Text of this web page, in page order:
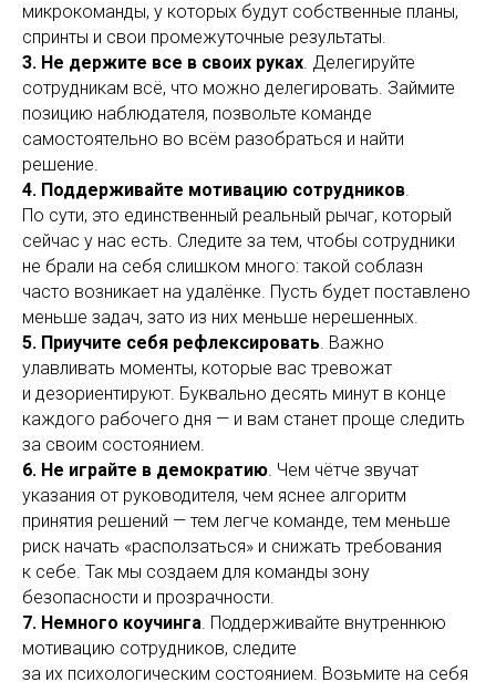
микрокоманды, у которых будут собственные планы,
спринты и свои промежуточные результаты.
3. Не держите все в своих руках. Делегируйте
сотрудникам всё, что можно делегировать. Займите
позицию наблюдателя, позвольте команде
самостоятельно во всём разобраться и найти
решение.
4. Поддерживайте мотивацию сотрудников.
По сути, это единственный реальный рычаг, который
сейчас у нас есть. Следите за тем, чтобы сотрудники
не брали на себя слишком много: такой соблазн
часто возникает на удалёнке. Пусть будет поставлено
меньше задач, зато из них меньше нерешенных.
5. Приучите себя рефлексировать. Важно
улавливать моменты, которые вас тревожат
и дезориентируют. Буквально десять минут в конце
каждого рабочего дня — и вам станет проще следить
за своим состоянием.
6. Не играйте в демократию. Чем чётче звучат
указания от руководителя, чем яснее алгоритм
принятия решений — тем легче команде, тем меньше
риск начать «расползаться» и снижать требования
к себе. Так мы создаем для команды зону
безопасности и прозрачности.
7. Немного коучинга. Поддерживайте внутреннюю
мотивацию сотрудников, следите
за их психологическим состоянием. Возьмите на себя